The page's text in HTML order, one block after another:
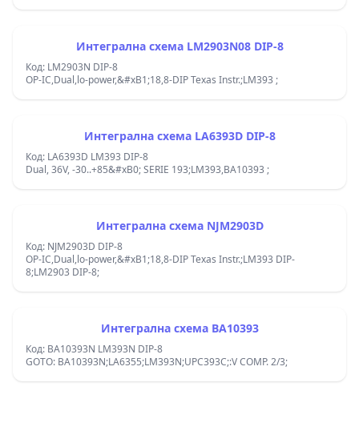
Интегрална схема LM2903N08 DIP-8
Код: LM2903N DIP-8
OP-IC,Dual,lo-power,&#xB1;18,8-DIP Texas Instr.;LM393 ;
Интегрална схема LA6393D DIP-8
Код: LA6393D LM393 DIP-8
Dual, 36V, -30..+85&#xB0; SERIE 193;LM393,BA10393 ;
Интегрална схема NJM2903D
Код: NJM2903D DIP-8
OP-IC,Dual,lo-power,&#xB1;18,8-DIP Texas Instr.;LM393 DIP-
8;LM2903 DIP-8;
Интегрална схема BA10393
Код: BA10393N LM393N DIP-8
GOTO: BA10393N;LA6355;LM393N;UPC393C;:V COMP. 2/3;